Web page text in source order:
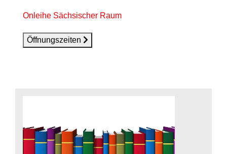
Onleihe Sächsischer Raum
Öffnungszeiten